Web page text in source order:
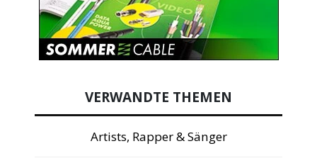
VERWANDTE THEMEN
Artists, Rapper & Sänger